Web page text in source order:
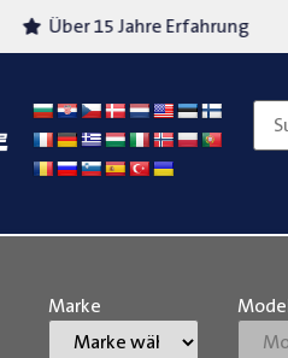
Über 15 Jahre Erfahrung
Marke